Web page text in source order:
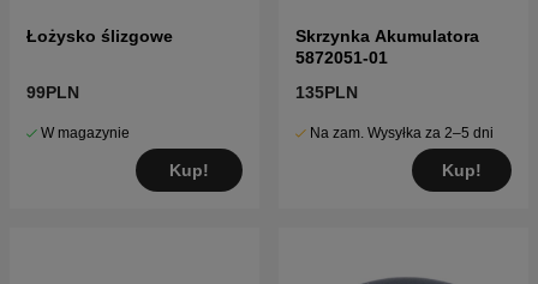
Łożysko ślizgowe
99PLN
W magazynie
Kup!
Skrzynka Akumulatora
5872051-01
135PLN
Na zam. Wysyłka za 2–5 dni
Kup!